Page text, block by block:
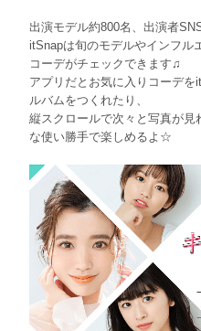
出演モデル約800名、出演者
itSnapは旬のモデルやインフル
コーデがチェックできます♫
アプリだとお気に入りコーデ
ルバムをつくれたり、
縦スクロールで次々と写真が見
な使い勝手で楽しめるよ☆